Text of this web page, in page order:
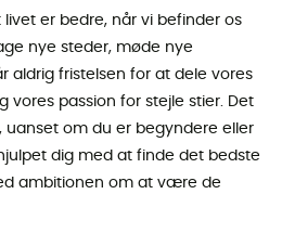
livet er bedre, når vi befinder os
nye steder, møde nye
aldrig fristelsen for at dele vores
passion for stejle stier. Det
uanset om du er begyndere eller
dig med at finde det bedste
ambitionen om at være de